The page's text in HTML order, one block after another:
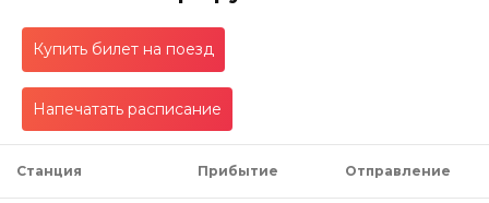
Купить билет на поезд
Напечатать расписание
Станция Прибытие Отправление